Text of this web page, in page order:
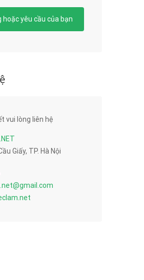
hoặc yêu cầu của bạn
vui lòng liên hệ
Giấy, TP. Hà Nội